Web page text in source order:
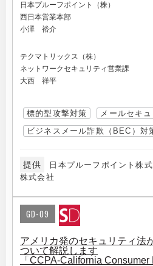
日本プルーフポイント（株）
西日本営業本部
小澤 裕介
テクマトリックス（株）
ネットワークセキュリティ営業課
大西 祥平
標的型攻撃対策
メールセキ
ビジネスメール詐欺（BEC）対
提供
日本プルーフポイント株
株式会社
GD-09
アメリカ発のセキュリティ法
ついて解説します
「CCPA-California Consumer